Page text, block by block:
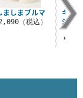
ましまブルマ
（税込）
キュ
シャ